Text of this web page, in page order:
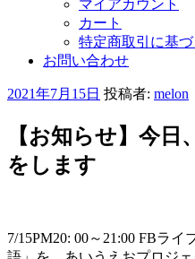
マイアカウント
カート
特定商取引に基
お問い合わせ
投
日:
2021年7月15日 投稿者: melon
【お知らせ】今日
をします
7/15PM20: 00～21:00 FBラ